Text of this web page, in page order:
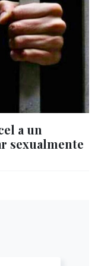
a un
sexualmente